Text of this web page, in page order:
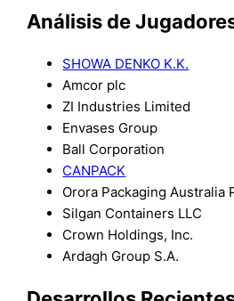
Análisis de
SHOWA DENKO K.K.
Amcor plc
ZI Industries Limited
Envases Group
Ball Corporation
CANPACK
Orora Packaging Australia
Silgan Containers LLC
Crown Holdings, Inc.
Ardagh Group S.A.